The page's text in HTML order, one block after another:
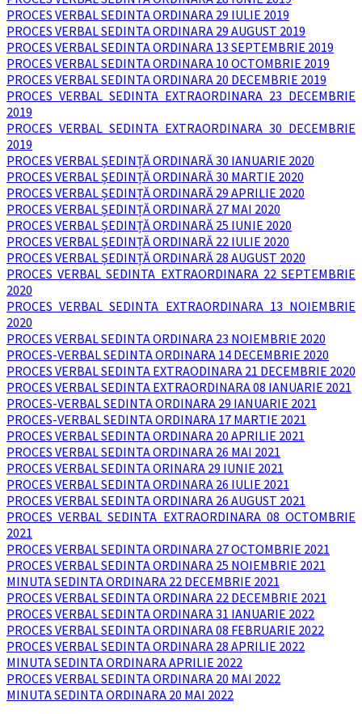
PROCES VERBAL SEDINTA ORDINARA 29 IULIE 2019
PROCES VERBAL SEDINTA ORDINARA 29 AUGUST 2019
PROCES VERBAL SEDINTA ORDINARA 13 SEPTEMBRIE 2019
PROCES VERBAL SEDINTA ORDINARA 10 OCTOMBRIE 2019
PROCES VERBAL SEDINTA ORDINARA 20 DECEMBRIE 2019
PROCES VERBAL SEDINTA EXTRAORDINARA 23 DECEMBRIE
2019
PROCES VERBAL SEDINTA EXTRAORDINARA 30 DECEMBRIE
2019
PROCES VERBAL ȘEDINȚĂ ORDINARĂ 30 IANUARIE 2020
PROCES VERBAL ȘEDINȚĂ ORDINARĂ 30 MARTIE 2020
PROCES VERBAL ȘEDINȚĂ ORDINARĂ 29 APRILIE 2020
PROCES VERBAL ȘEDINȚĂ ORDINARĂ 27 MAI 2020
PROCES VERBAL ȘEDINȚĂ ORDINARĂ 25 IUNIE 2020
PROCES VERBAL ȘEDINȚĂ ORDINARĂ 22 IULIE 2020
PROCES VERBAL ȘEDINȚĂ ORDINARĂ 28 AUGUST 2020
PROCES VERBAL SEDINTA EXTRAORDINARA 22 SEPTEMBRIE
2020
PROCES VERBAL SEDINTA EXTRAORDINARA 13 NOIEMBRIE
2020
PROCES VERBAL SEDINTA ORDINARA 23 NOIEMBRIE 2020
PROCES-VERBAL SEDINTA ORDINARA 14 DECEMBRIE 2020
PROCES VERBAL SEDINTA EXTRAODINARA 21 DECEMBRIE 2020
PROCES VERBAL SEDINTA EXTRAORDINARA 08 IANUARIE 2021
PROCES-VERBAL SEDINTA ORDINARA 29 IANUARIE 2021
PROCES-VERBAL SEDINTA ORDINARA 17 MARTIE 2021
PROCES VERBAL SEDINTA ORDINARA 20 APRILIE 2021
PROCES VERBAL SEDINTA ORDINARA 26 MAI 2021
PROCES VERBAL SEDINTA ORINARA 29 IUNIE 2021
PROCES VERBAL SEDINTA ORDINARA 26 IULIE 2021
PROCES VERBAL SEDINTA ORDINARA 26 AUGUST 2021
PROCES VERBAL SEDINTA EXTRAORDINARA 08 OCTOMBRIE
2021
PROCES VERBAL SEDINTA ORDINARA 27 OCTOMBRIE 2021
PROCES VERBAL SEDINTA ORDINARA 25 NOIEMBRIE 2021
MINUTA SEDINTA ORDINARA 22 DECEMBRIE 2021
PROCES VERBAL SEDINTA ORDINARA 22 DECEMBRIE 2021
PROCES VERBAL SEDINTA ORDINARA 31 IANUARIE 2022
PROCES VERBAL SEDINTA ORDINARA 08 FEBRUARIE 2022
PROCES VERBAL SEDINTA ORDINARA 28 APRILIE 2022
MINUTA SEDINTA ORDINARA APRILIE 2022
PROCES VERBAL SEDINTA ORDINARA 20 MAI 2022
MINUTA SEDINTA ORDINARA 20 MAI 2022